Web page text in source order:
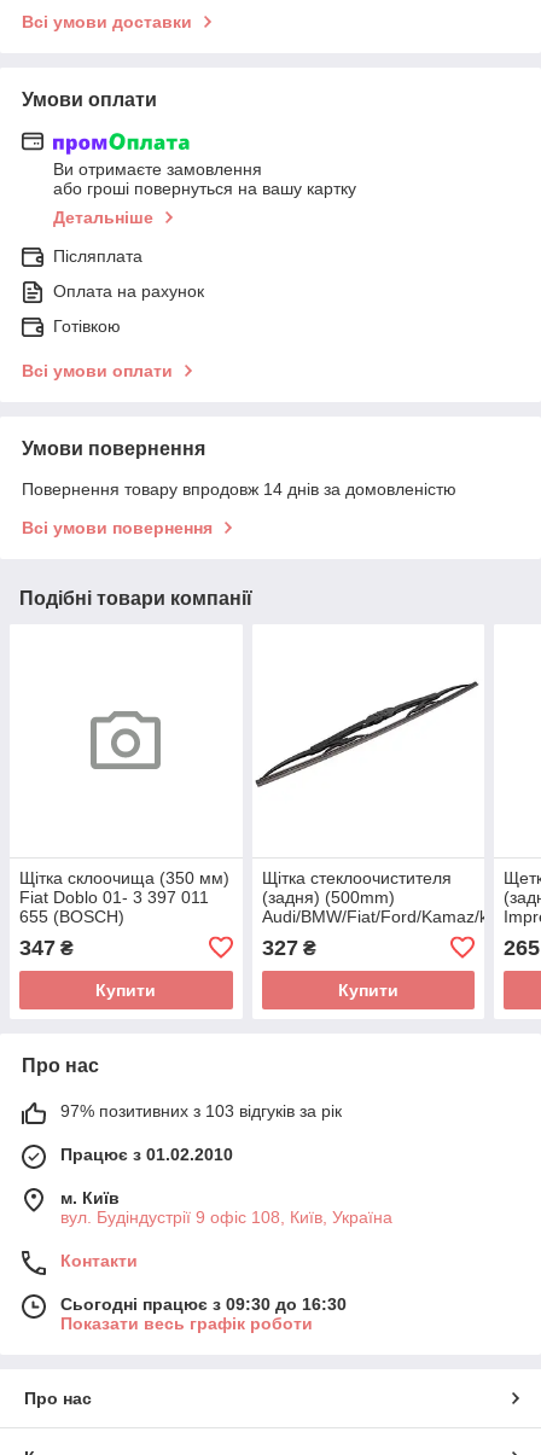
Всі умови доставки
Умови оплати
Ви отримаєте замовлення
або гроші повернуться на вашу картку
Детальніше
Післяплата
Оплата на рахунок
Готівкою
Всі умови оплати
Умови повернення
Повернення товару впродовж 14 днів за домовленістю
Всі умови повернення
Подібні товари компанії
Щітка склоочища (350 мм)
Fiat Doblo 01- 3 397 011
655 (BOSCH)
347 ₴
Купити
Щітка стеклоочистителя
(задня) (500mm)
Audi/BMW/Fiat/Ford/Kamaz/kia/
Rover/Nissan/Subaru/Toyota
3 397 004 760
327₴
Купити
265
Про нас
97% позитивних з 103 відгуків за рік
Працює з 01.02.2010
м. Київ
вул. Будіндустрії 9 офіс 108, Київ, Україна
Контакти
Сьогодні працює з 09:30 до 16:30
Показати весь графік роботи
Про нас